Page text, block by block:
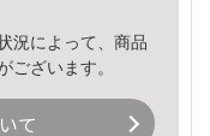
況によって、商品
ございます。
て